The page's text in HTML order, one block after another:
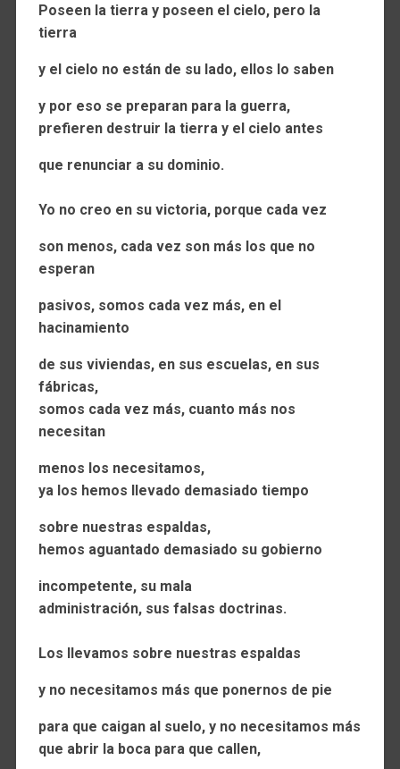
Poseen la tierra y poseen el cielo, pero la
tierra
y el cielo no están de su lado, ellos lo saben
y por eso se preparan para la guerra,
prefieren destruir la tierra y el cielo antes
que renunciar a su dominio.
Yo no creo en su victoria, porque cada vez
son menos, cada vez son más los que no
esperan
pasivos, somos cada vez más, en el
hacinamiento
de sus viviendas, en sus escuelas, en sus
fábricas,
somos cada vez más, cuanto más nos
necesitan
menos los necesitamos,
ya los hemos llevado demasiado tiempo
sobre nuestras espaldas,
hemos aguantado demasiado su gobierno
incompetente, su mala
administración, sus falsas doctrinas.
Los llevamos sobre nuestras espaldas
y no necesitamos más que ponernos de pie
para que caigan al suelo, y no necesitamos más
que abrir la boca para que callen,